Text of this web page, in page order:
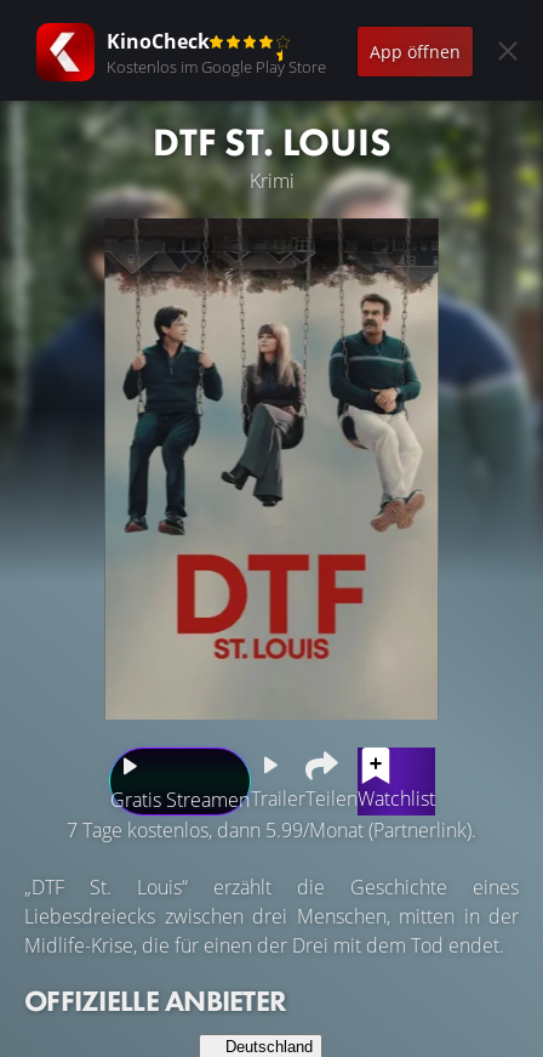
KinoCheck
Kostenlos im Google Play Store
App öffnen
DTF ST. LOUIS
Krimi
Gratis StreamenTrailerTeilenWatchlist
7 Tage kostenlos, dann 5.99/Monat (Partnerlink).
„DTF St. Louis“ erzählt die Geschichte eines
Liebesdreiecks zwischen drei Menschen, mitten in der
Midlife-Krise, die für einen der Drei mit dem Tod endet.
OFFIZIELLE ANBIETER
Deutschland